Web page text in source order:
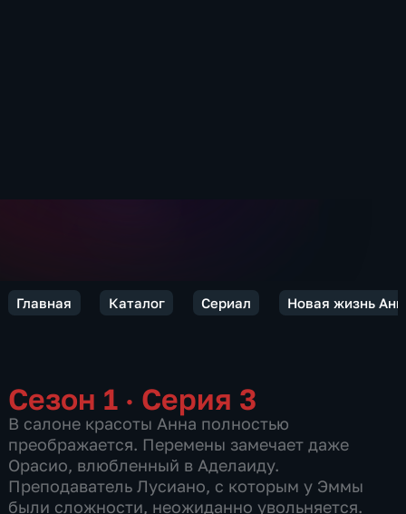
Главная Каталог Сериал Новая жизнь
Сезон 1 · Серия 3
В салоне красоты Анна полностью
преображается. Перемены замечает даже
Орасио, влюбленный в Аделаиду.
Преподаватель Лусиано, с которым у Эммы
были сложности, неожиданно увольняется.